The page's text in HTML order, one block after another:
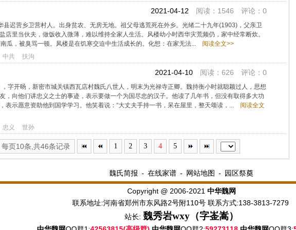
2021-04-12 阅读：1546 评论：0
县迟营乡卫营村人。出身贫农、无房无地。祖父母逃荒死在外乡。光绪二十九年(1903)，父亲卫
店里当伙夫，做饭收入微薄，难以维持全家人生活。风楼幼小时西华灾荒频仍，家中经常断炊。
瓜，被臭骂一顿。凤楼是在饥寒交迫中生活成长的。化想：在家无法...
阅读全文>>
中共 扶沟
2021-04-10阅读：626 评论：0
字开旸，新密市城关镇西瓦店村魏氏八世人，明末为光禄寺正卿。魏持衡小时就聪颖过人，思想
，向他们讲忠义之士的事迹，表示要做一个为国尽忠的汉子。他读了几年书，但没有取得多大功
表示愿意资助他到国学学习。他笑着说：“大丈夫手持一书，呆在屋里，整天颂读，...
阅读全文
忠义 世孙
页10条,共46条记录 1 2 3 4 5
魏氏简报 - 在线家谱 - 网站地图 - 园区祭奠
Copyright @ 2006-2021 中华魏网
联系地址:河南省郑州市东风路2号附110号 联系方式:138-3813-7279
站长: 魏秀岩wxy（字崟嵩）